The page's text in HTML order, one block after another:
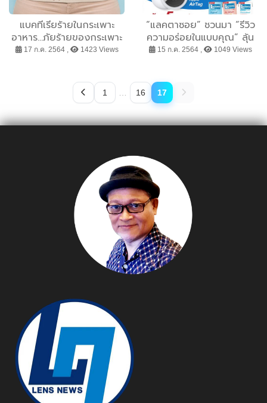
แบคทีเรียร้ายในกระเพาะ
อาหาร…ภัยร้ายของกระเพาะ
อาหาร
17 ก.ค. 2564 , 1423 Views
“แลคตาซอย” ชวนมา “รีวิว
ความอร่อยในแบบคุณ” ลุ้น
รับ Apple Air Tag วันนี้ถึง
15 ก.ค. 2564 , 1049 Views
1 16 17